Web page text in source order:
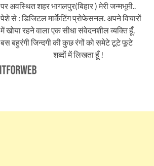
पर अवस्थित शहर भागलपुर(बिहार ) मेरी जन्मभूमी..
पेशे से : डिजिटल मार्केटिंग प्रोफेसनल. अपने विचारों
में खोया रहने वाला एक सीधा संवेदनशील व्यक्ति हूँ.
बस बहुरंगी जिन्दगी की कुछ रंगों को समेटे टूटे फूटे
शब्दों में लिखता हूँ !